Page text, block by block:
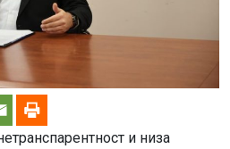
и низа